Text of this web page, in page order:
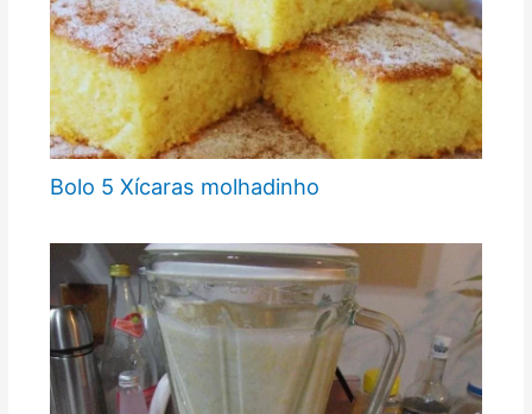
Bolo 5 Xícaras molhadinho